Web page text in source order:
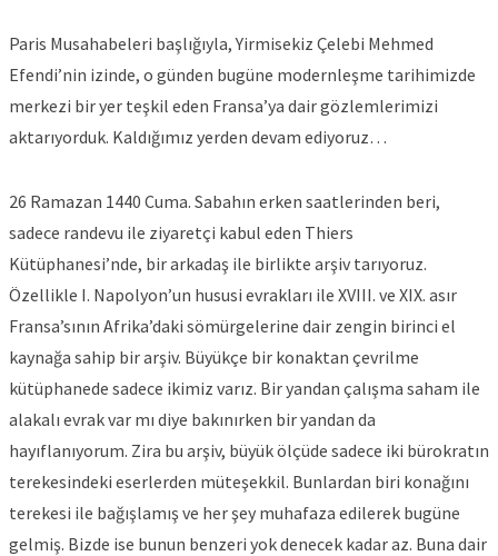
Paris Musahabeleri başlığıyla, Yirmisekiz Çelebi Mehmed
Efendi’nin izinde, o günden bugüne modernleşme tarihimizde
merkezi bir yer teşkil eden Fransa’ya dair gözlemlerimizi
aktarıyorduk. Kaldığımız yerden devam ediyoruz…
26 Ramazan 1440 Cuma. Sabahın erken saatlerinden beri,
sadece randevu ile ziyaretçi kabul eden Thiers
Kütüphanesi’nde, bir arkadaş ile birlikte arşiv tarıyoruz.
Özellikle I. Napolyon’un hususi evrakları ile XVIII. ve XIX. asır
Fransa’sının Afrika’daki sömürgelerine dair zengin birinci el
kaynağa sahip bir arşiv. Büyükçe bir konaktan çevrilme
kütüphanede sadece ikimiz varız. Bir yandan çalışma saham ile
alakalı evrak var mı diye bakınırken bir yandan da
hayıflanıyorum. Zira bu arşiv, büyük ölçüde sadece iki bürokratın
terekesindeki eserlerden müteşekkil. Bunlardan biri konağını
terekesi ile bağışlamış ve her şey muhafaza edilerek bugüne
gelmiş. Bizde ise bunun benzeri yok denecek kadar az. Buna dair